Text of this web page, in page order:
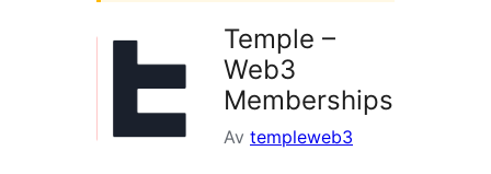
Temple –
Web3
Memberships
Av templeweb3